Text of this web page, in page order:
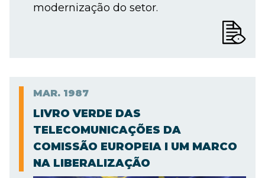
modernização do setor.
MAR. 1987
LIVRO VERDE DAS
TELECOMUNICAÇÕES DA
COMISSÃO EUROPEIA I UM MARCO
NA LIBERALIZAÇÃO